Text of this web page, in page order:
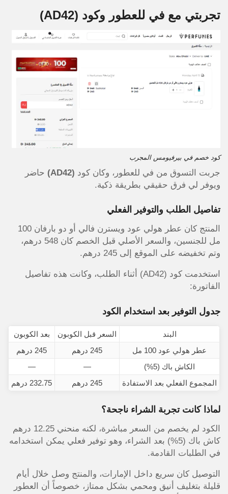
تجربتي مع في للعطور وكود (AD42)
كود خصم في بيرفيومس المجرب
جربت التسوق من في للعطور، وكان كود (AD42)
حاضر
ويوفر لي فرق حقيقي بطريقة ذكية.
تفاصيل الطلب والتوفير الفعلي
المنتج كان عطر هولي عود ويسترن فالي أو دو بارفان 100
مل للجنسين، والسعر الأصلي قبل الخصم كان 548 درهم،
وتم تخفيضه على الموقع إلى 245 درهم.
استخدمت كود (AD42) أثناء الطلب، وكانت هذه تفاصيل
الفاتورة:
جدول التوفير بعد استخدام الكود
البند السعر قبل الكوبون
بعد الكوبون
عطر هولي عود 100 مل
245 درهم
245 درهم
الكاش باك (5%)
—
—
المجموع الفعلي بعد الاستفادة
245 درهم 232.75 درهم
لماذا كانت تجربة الشراء ناجحة؟
الكود لم يخصم من السعر مباشرة، لكنه منحني 12.25 درهم
كاش باك (5%) بعد الشراء، وهو توفير فعلي يمكن استخدامه
في الطلبات القادمة.
التوصيل كان سريع داخل الإمارات، والمنتج وصل خلال أيام
قليلة بتغليف أنيق ومحمي بشكل ممتاز، خصوصاً أن العطور